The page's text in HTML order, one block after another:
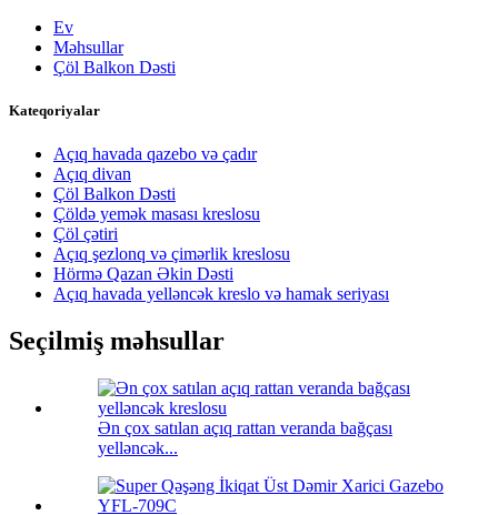
Ev
Məhsullar
Çöl Balkon Dəsti
Kateqoriyalar
Açıq havada qazebo və çadır
Açıq divan
Çöl Balkon Dəsti
Çöldə yemək masası kreslosu
Çöl çətiri
Açıq şezlonq və çimərlik kreslosu
Hörmə Qazan Əkin Dəsti
Açıq havada yelləncək kreslo və hamak seriyası
Seçilmiş məhsullar
Ən çox satılan açıq rattan veranda bağçası
yelləncək...